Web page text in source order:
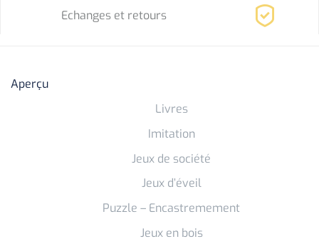
Echanges et retours
Aperçu
Livres
Imitation
Jeux de société
Jeux d’éveil
Puzzle – Encastremement
Jeux en bois